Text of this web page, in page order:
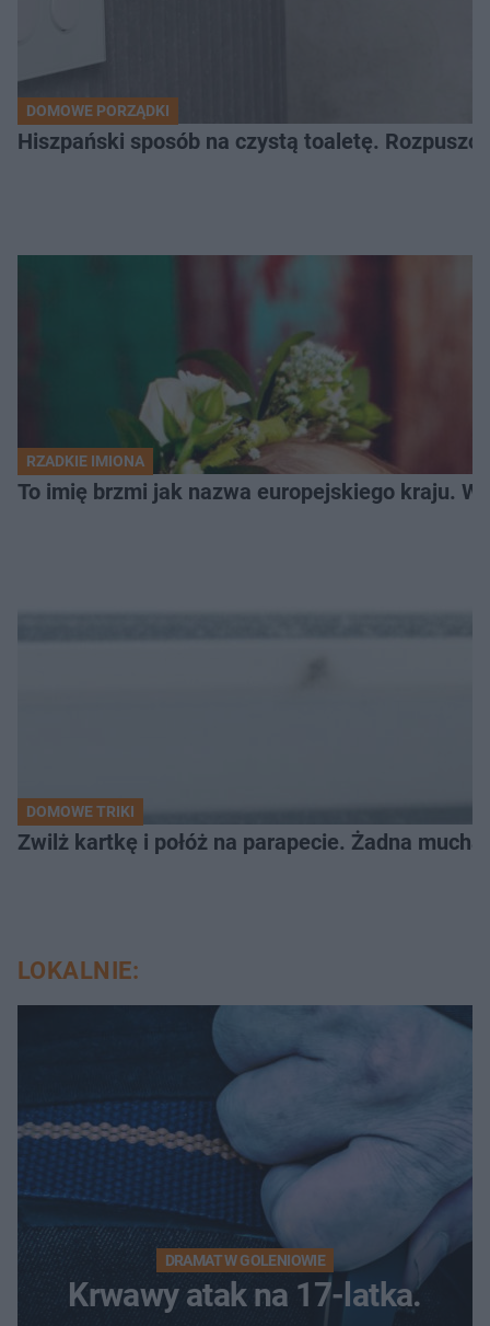
DOMOWE PORZĄDKI
Hiszpański sposób na czystą toaletę.
RZADKIE IMIONA
To imię brzmi jak nazwa europejskiego kraju.
DOMOWE TRIKI
Zwilż kartkę i połóż na parapecie. Żadna
LOKALNIE:
DRAMAT W GOLENIOWIE
Krwawy atak na 17-latka.